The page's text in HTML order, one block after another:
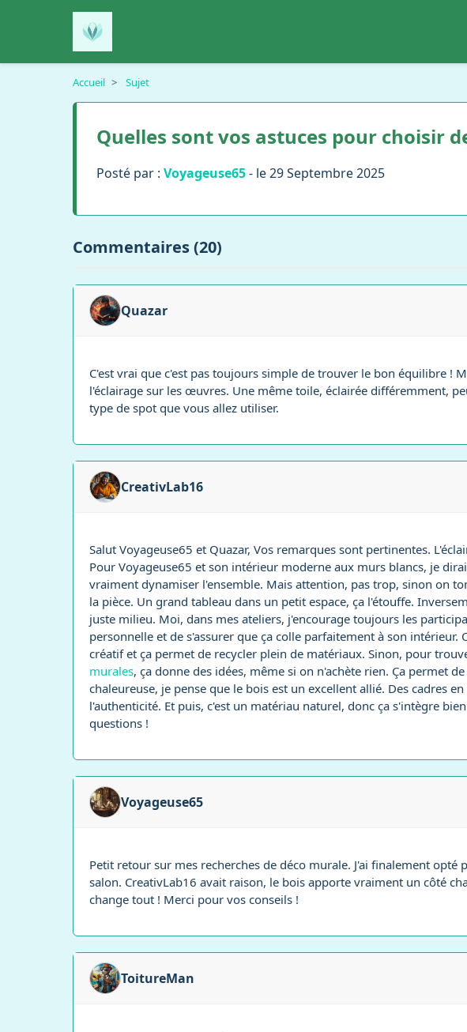
Accueil > Sujet
Quelles sont vos astuces pour choisir
Posté par : Voyageuse65- le 29 Septembre 2025
Commentaires (20)
Quazar
C'est vrai que c'est pas toujours simple de trouver le bon équilibre !
l'éclairage sur les œuvres. Une même toile, éclairée différemment,
type de spot que vous allez utiliser.
CreativLab16
Salut Voyageuse65 et Quazar, Vos remarques sont pertinentes.
Pour Voyageuse65 et son intérieur moderne aux murs blancs, je
vraiment dynamiser l'ensemble. Mais attention, pas trop, sinon on
la pièce. Un grand tableau dans un petit espace, ça l'étouffe.
juste milieu. Moi, dans mes ateliers, j'encourage toujours les
personnelle et de s'assurer que ça colle parfaitement à son
créatif et ça permet de recycler plein de matériaux. Sinon, pour
murales, ça donne des idées, même si on n'achète rien. Ça permet
chaleureuse, je pense que le bois est un excellent allié. Des cadres
l'authenticité. Et puis, c'est un matériau naturel, donc ça s'intègre
questions !
Voyageuse65
Petit retour sur mes recherches de déco murale. J'ai finalement
salon. CreativLab16 avait raison, le bois apporte vraiment un côté
change tout ! Merci pour vos conseils !
ToitureMan